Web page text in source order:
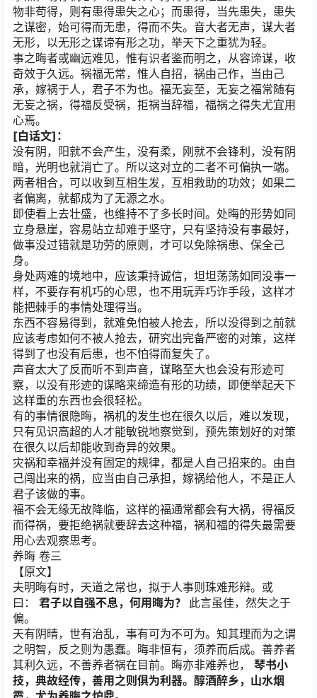
物非苟得，则有患得患失之心；而患得，当先患失，患失
之谋密，始可得而无患，得而不失。音大者无声，谋大者
无形，以无形之谋谛有形之功，举天下之重犹为轻。
事之晦者或幽远难见，惟有识者鉴而明之，从容谛谋，收
奇效于久远。祸福无常，惟人自招，祸由己作，当由己
承，嫁祸于人，君子不为也。福无妄至，无妄之福常随有
无妄之祸，得福反受祸，拒祸当辞福，福祸之得失尤宜用
心焉。
[白话文]：
没有阴，阳就不会产生，没有柔，刚就不会锋利，没有阴
暗，光明也就消亡了。所以这对立的二者不可偏执一端。
两者相合，可以收到互相生发，互相救助的功效；如果二
者偏离，就都成为了无源之水。
即使看上去壮盛，也维持不了多长时间。处晦的形势如同
立身悬崖，容易站立却难于坚守，只有坚持没有事最好，
做事没过错就是功劳的原则，才可以免除祸患、保全己
身。
身处两难的境地中，应该秉持诚信，坦坦荡荡如同没事一
样，不要存有机巧的心思，也不用玩弄巧诈手段，这样才
能把棘手的事情处理得当。
东西不容易得到，就难免怕被人抢去，所以没得到之前就
应该考虑如何不被人抢去，研究出完备严密的对策，这样
得到了也没有后患，也不怕得而复失了。
声音太大了反而听不到声音，谋略至大也会没有形迹可
察，以没有形迹的谋略来缔造有形的功绩，即便举起天下
这样重的东西也会很轻松。
有的事情很隐晦，祸机的发生也在很久以后，难以发现，
只有见识高超的人才能敏锐地察觉到，预先策划好的对策
在很久以后却能收到奇异的效果。
灾祸和幸福并没有固定的规律，都是人自己招来的。由自
己闯出来的祸，应当由自己承担，嫁祸给他人，不是正人
君子该做的事。
福不会无缘无故降临，这样的福通常都会有大祸，得福反
而得祸，要拒绝祸就要辞去这种福，祸和福的得失最需要
用心去观察思考。
养晦 卷三
【原文】
夫明晦有时，天道之常也，拟于人事则珠难形辩。或
曰： 君子以自强不息，何用晦为？ 此言虽佳，然失之于
偏。
天有阴晴，世有治乱，事有可为不可为。知其理而为之谓
之明智，反之则为愚蠢。晦非恒有，须养而后成。善养者
其利久远，不善养者祸在目前。晦亦非难养也， 琴书小
技，典故经传，善用之则俱为利器。醇酒醉乡，山水烟